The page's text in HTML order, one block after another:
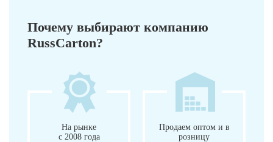
Почему выбирают компанию
RussCarton?
На рынке
с 2008 года
Продаем оптом и в
розницу